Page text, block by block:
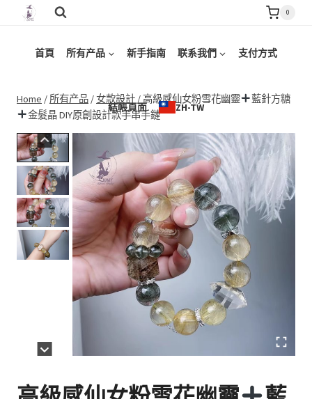
content
0
首頁 所有产品 新手指南 联系我們 支付方式
結帳頁面 ZH-TW
Home / 所有产品 /女款設計 /高級感仙女粉雪花幽靈
藍針方糖
金髮晶 DIY原創設計款手串手鏈